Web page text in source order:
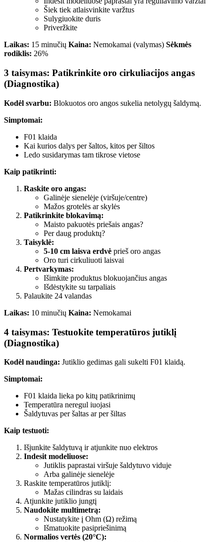
Šiek tiek atlaisvinkite varžtus
Sulygiuokite duris
Priveržkite
Laikas: 15 minučių Kaina: Nemokamai (valymas) Sėkmės
rodiklis: 26%
3 taisymas: Patikrinkite oro cirkuliacijos angas
(Diagnostika)
Kodėl svarbu: Blokuotos oro angos sukelia netolygų šaldymą.
Simptomai:
F01 klaida
Kai kurios dalys per šaltos, kitos per šiltos
Ledo susidarymas tam tikrose vietose
Kaip patikrinti:
Raskite oro angas:
Galinėje sienelėje (viršuje/centre)
Mažos grotelės ar skylės
Patikrinkite blokavimą:
Maisto pakuotės priešais angas?
Per daug produktų?
Taisyklė:
5-10 cm laisva erdvė prieš oro angas
Oro turi cirkuliuoti laisvai
Pertvarkymas:
Išimkite produktus blokuojančius angas
Išdėstykite su tarpaliais
Palaukite 24 valandas
Laikas: 10 minučių Kaina: Nemokamai
4 taisymas: Testuokite temperatūros jutiklį
(Diagnostika)
Kodėl naudinga: Jutiklio gedimas gali sukelti F01 klaidą.
Simptomai:
F01 klaida lieka po kitų patikrinimų
Temperatūra neregul iuojasi
Šaldytuvas per šaltas ar per šiltas
Kaip testuoti:
Išjunkite šaldytuvą ir atjunkite nuo elektros
Indesit modeliuose:
Jutiklis paprastai viršuje šaldytuvo viduje
Arba galinėje sienelėje
Raskite temperatūros jutiklį:
Mažas cilindras su laidais
Atjunkite jutiklio jungtį
Naudokite multimetrą:
Nustatykite į Ohm (Ω) režimą
Išmatuokite pasipriešinimą
Normalios vertės (20°C):